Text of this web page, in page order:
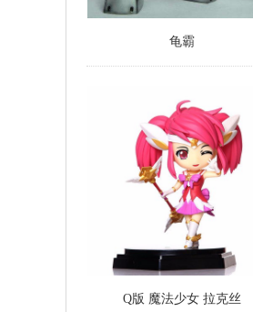
龟霸
Q版 魔法少女 拉克丝